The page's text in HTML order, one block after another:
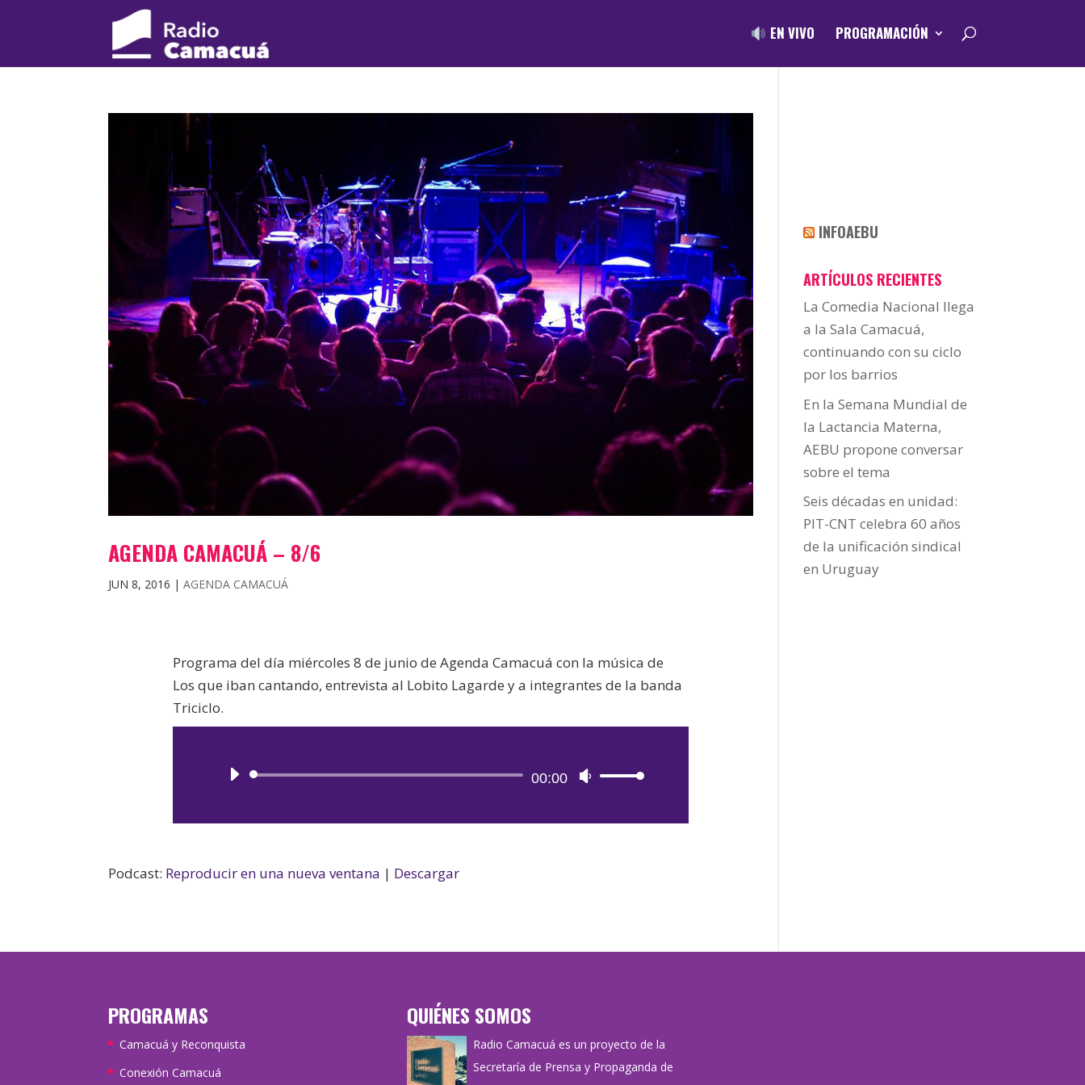
EN VIVO PROGRAMACIÓN
AGENDA CAMACUÁ – 8/6
JUN 8, 2016 |AGENDA CAMACUÁ
Programa del día miércoles 8 de junio de Agenda Camacuá con la música de
Los que iban cantando, entrevista al Lobito Lagarde y a integrantes de la banda
Triciclo.
Reproductor
audio
00:00
Utiliza
teclas
Podcast: Reproducir en una nueva ventana | Descargar
INFOAEBU
ARTÍCULOS RECIENTES
La Comedia Nacional llega
a la Sala Camacuá,
continuando con su ciclo
por los barrios
En la Semana Mundial de
la Lactancia Materna,
AEBU propone conversar
sobre el tema
Seis décadas en unidad:
PIT-CNT celebra 60 años
de la unificación sindical
en Uruguay
PROGRAMAS
Camacuá y Reconquista
Conexión Camacuá
QUIÉNES SOMOS
Radio Camacuá es un proyecto de la
Secretaría de Prensa y Propaganda de